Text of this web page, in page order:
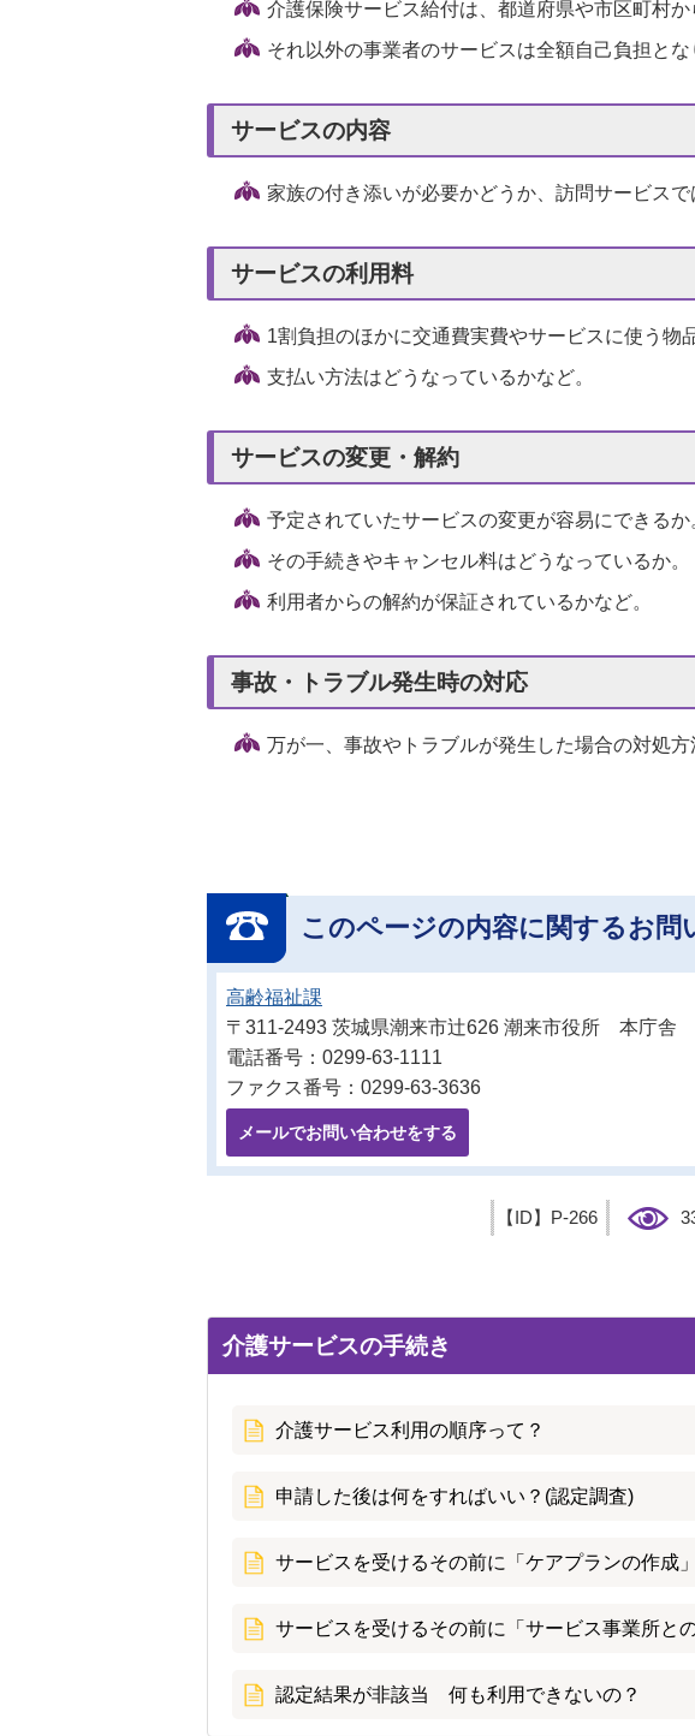
介護保険サービス給付は、都道府県や市区町村
それ以外の事業者のサービスは全額自己負担とな
サービスの内容
家族の付き添いが必要かどうか、訪問サービス
サービスの利用料
1割負担のほかに交通費実費やサービスに使う物
支払い方法はどうなっているかなど。
サービスの変更・解約
予定されていたサービスの変更が容易にできるか
その手続きやキャンセル料はどうなっているか。
利用者からの解約が保証されているかなど。
事故・トラブル発生時の対応
万が一、事故やトラブルが発生した場合の対処方
このページの内容に関するお問
高齢福祉課
〒311-2493 茨城県潮来市辻626 潮来市役所 本庁舎
電話番号：0299-63-1111
ファクス番号：0299-63-3636
メールでお問い合わせをする
【ID】 P-266
介護サービスの手続き
介護サービス利用の順序って？
申請した後は何をすればいい？(認定調査)
サービスを受けるその前に「ケアプランの作成」
サービスを受けるその前に「サービス事業所との
認定結果が非該当 何も利用できないの？